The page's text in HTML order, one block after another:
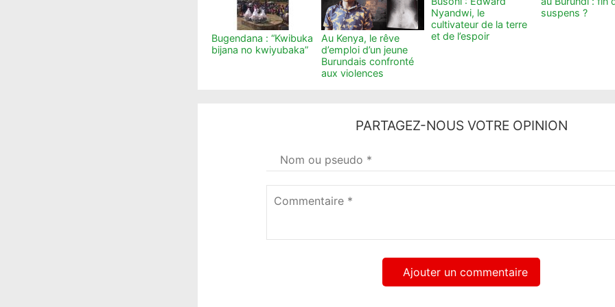
Bugendana : “Kwibuka
bijana no kwiyubaka”
Au Kenya, le rêve
d’emploi d’un jeune
Burundais confronté
aux violences
Nyandwi, le
cultivateur de la terre
et de l’espoir
suspens ?
PARTAGEZ-NOUS VOTRE OPINION
Votre
nom*